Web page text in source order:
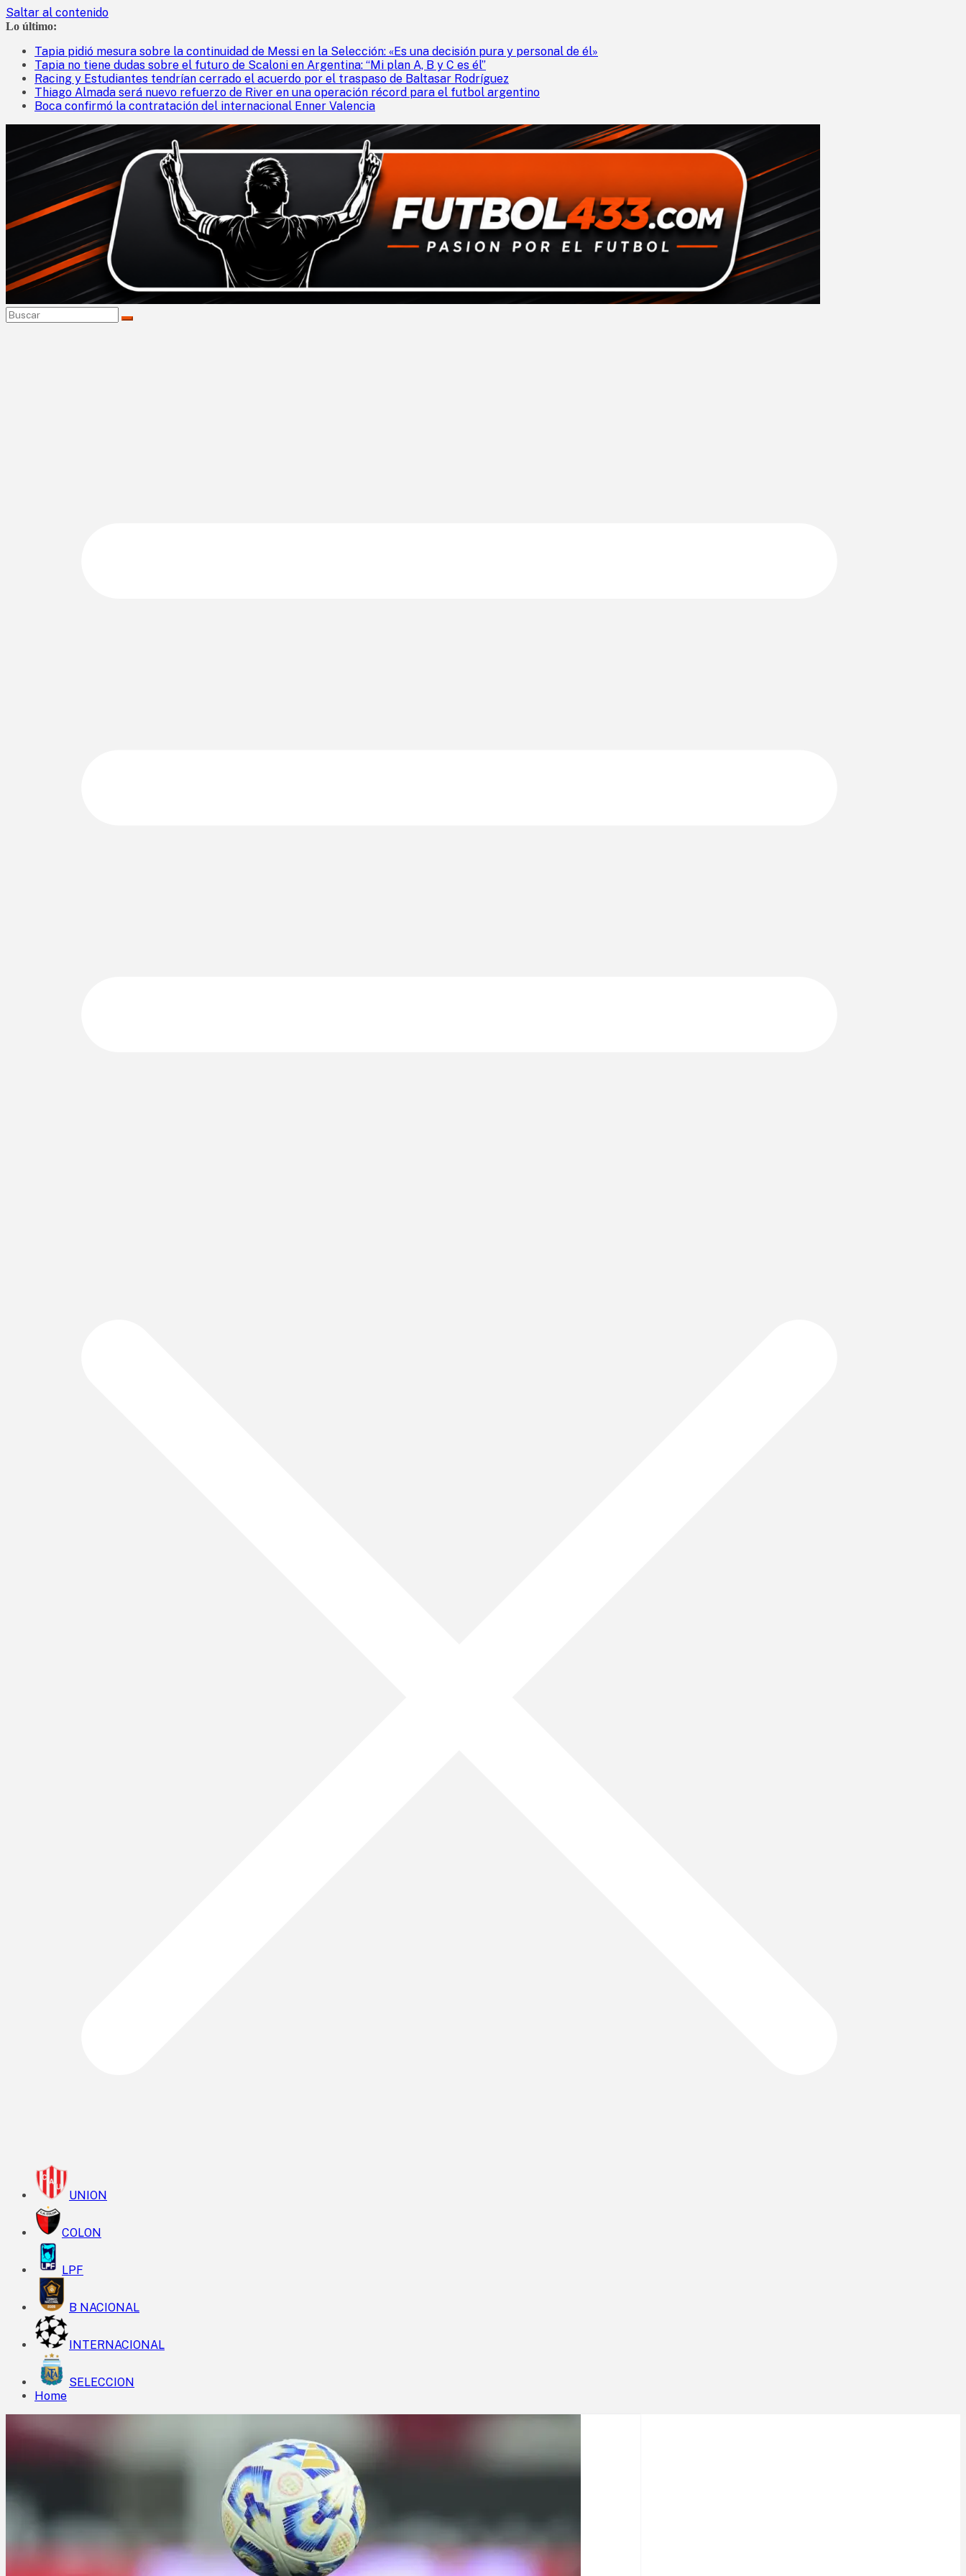
Saltar al contenido
Lo último:
Tapia pidió mesura sobre la continuidad de Messi en la Selección: «Es una decisión pura y personal de él»
Tapia no tiene dudas sobre el futuro de Scaloni en Argentina: “Mi plan A, B y C es él”
Racing y Estudiantes tendrían cerrado el acuerdo por el traspaso de Baltasar Rodríguez
Thiago Almada será nuevo refuerzo de River en una operación récord para el futbol argentino
Boca confirmó la contratación del internacional Enner Valencia
UNION
COLON
LPF
B NACIONAL
INTERNACIONAL
SELECCION
Home